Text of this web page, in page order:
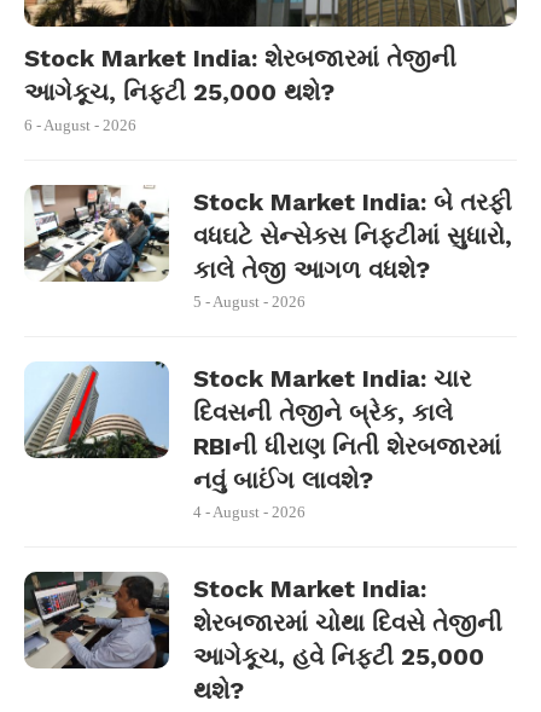
Stock Market India: શેરબજારમાં તેજીની
આગેકૂચ, નિફ્ટી 25,000 થશે?
6 - August - 2026
Stock Market India: બે તરફી
વધઘટે સેન્સેક્સ નિફ્ટીમાં સુધારો,
કાલે તેજી આગળ વધશે?
5 - August - 2026
Stock Market India: ચાર
દિવસની તેજીને બ્રેક, કાલે
RBIની ધીરાણ નિતી શેરબજારમાં
નવું બાઈંગ લાવશે?
4 - August - 2026
Stock Market India:
શેરબજારમાં ચોથા દિવસે તેજીની
આગેકૂચ, હવે નિફ્ટી 25,000
થશે?